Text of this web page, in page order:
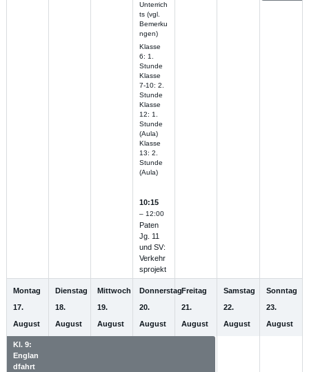
Unterrich
ts (vgl.
Bemerku
ngen)
Klasse
6: 1.
Stunde
Klasse
7-10: 2.
Stunde
Klasse
12: 1.
Stunde
(Aula)
Klasse
13: 2.
Stunde
(Aula)
10:15
– 12:00
Paten
Jg. 11
und SV:
Verkehr
sprojekt
Montag
17.
August
Kl. 9:
Englan
dfahrt
Dienstag
18.
August
Mittwoch
19.
August
Donnerstag
20.
August
Freitag
21.
August
Samstag
22.
August
Sonntag
23.
August